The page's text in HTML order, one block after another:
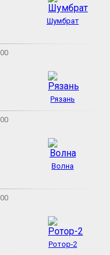
Шумбрат
Рязань
Волна
Ротор-2